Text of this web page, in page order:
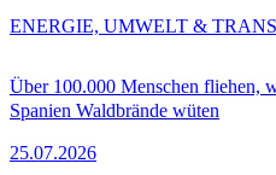
Über 100.000 Menschen fliehen,
Spanien Waldbrände wüten
25.07.2026
ENERGIE, UMWELT &